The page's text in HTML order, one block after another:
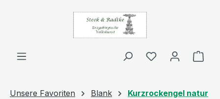
Zum Hauptinhalt springen
Unsere Favoriten Blank Kurzrockengel natur